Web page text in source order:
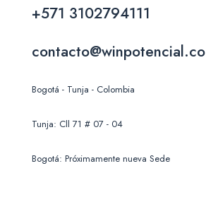
+571 3102794111
contacto@winpotencial.co
Bogotá - Tunja - Colombia
Tunja: Cll 71 # 07 - 04
Bogotá: Próximamente nueva Sede